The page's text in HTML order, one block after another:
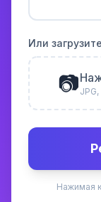
Или
📷
Нажимая